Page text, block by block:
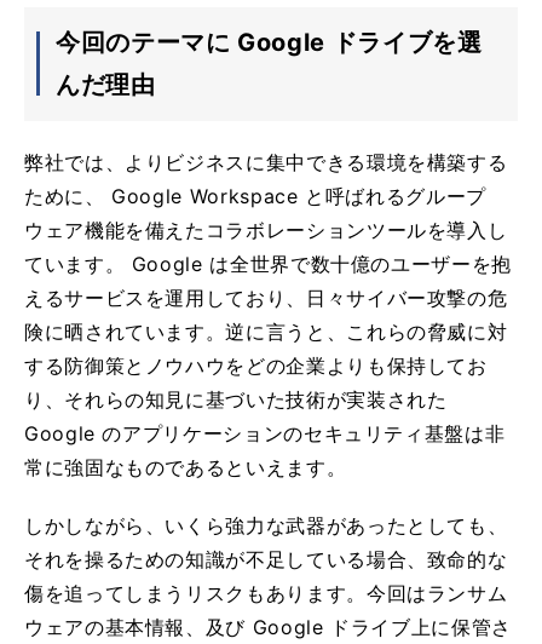
今回のテーマに Google ドライブを選
んだ理由
弊社では、よりビジネスに集中できる環境を構築する
ために、 Google Workspace と呼ばれるグループ
ウェア機能を備えたコラボレーションツールを導入し
ています。 Google は全世界で数十億のユーザーを抱
えるサービスを運用しており、日々サイバー攻撃の危
険に晒されています。逆に言うと、これらの脅威に対
する防御策とノウハウをどの企業よりも保持してお
り、それらの知見に基づいた技術が実装された
Google のアプリケーションのセキュリティ基盤は非
常に強固なものであるといえます。
しかしながら、いくら強力な武器があったとしても、
それを操るための知識が不足している場合、致命的な
傷を追ってしまうリスクもあります。今回はランサム
ウェアの基本情報、及び Google ドライブ上に保管さ